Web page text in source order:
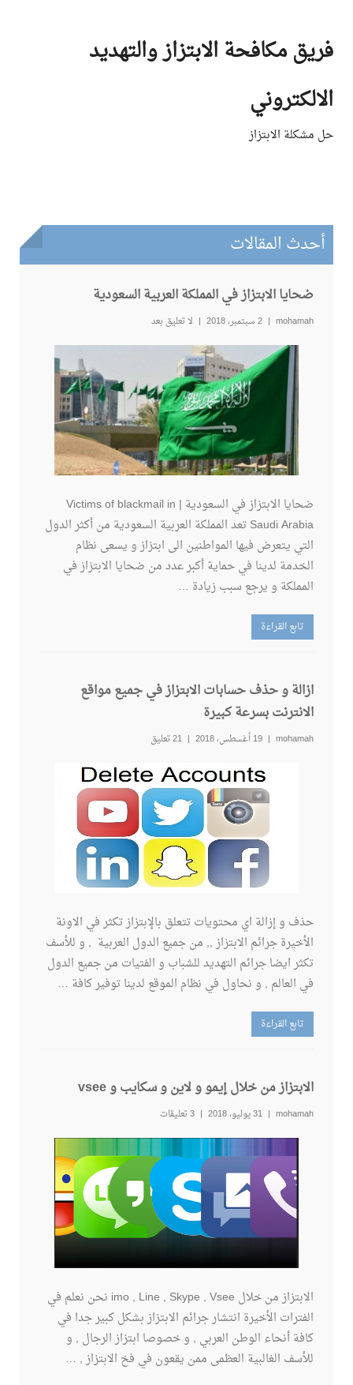
contentفريق مكافحة الابتزاز والتهديد
الالكتروني
حل مشكلة الابتزاز
أحدث المقالات
ضحايا الابتزاز في المملكة العربية السعودية
mohamah 2 سبتمبر، 2018 لا تعليق بعد
ضحايا الابتزاز في السعودية | Victims of blackmail in
Saudi Arabia تعد المملكة العربية السعودية من أكثر الدول
التي يتعرض فيها المواطنين الى ابتزاز و يسعى نظام
الخدمة لدينا في حماية أكبر عدد من ضحايا الابتزاز في
المملكة و يرجع سبب زيادة …
تابع القراءة
ازالة و حذف حسابات الابتزاز في جميع مواقع
الانترنت بسرعة كبيرة
mohamah 19 أغسطس، 2018 21 تعليق
حذف و إزالة اي محتويات تتعلق بالإبتزاز تكثر في الاونة
الأخيرة جرائم الابتزاز ,, من جميع الدول العربية , و للأسف
تكثر ايضا جرائم التهديد للشباب و الفتيات من جميع الدول
في العالم , و نحاول في نظام الموقع لدينا توفير كافة …
تابع القراءة
الابتزاز من خلال إيمو و لاين و سكايب و vsee
mohamah 31 يوليو، 2018 3 تعليقات
الابتزاز من خلال imo , Line , Skype , Vsee نحن نعلم في
الفترات الأخيرة انتشار جرائم الابتزاز بشكل كبير جدا في
كافة أنحاء الوطن العربي , و خصوصا ابتزاز الرجال , و
للأسف الغالبية العظمى ممن يقعون في فخ الابتزاز , …